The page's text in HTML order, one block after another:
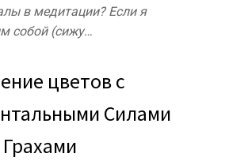
в медитации? Если я
собой (сижу…
цветов с
Силами